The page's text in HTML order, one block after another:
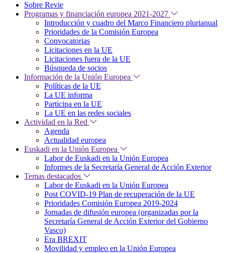
Sobre Revie
Programas y financiación europea 2021-2027
Introducción y cuadro del Marco Financiero plurianual
Prioridades de la Comisión Europea
Convocatorias
Licitaciones en la UE
Licitaciones fuera de la UE
Búsqueda de socios
Información de la Unión Europea
Políticas de la UE
La UE informa
Participa en la UE
La UE en las redes sociales
Actividad en la Red
Agenda
Actualidad europea
Euskadi en la Unión Europea
Labor de Euskadi en la Unión Europea
Informes de la Secretaría General de Acción Exterior
Temas destacados
Labor de Euskadi en la Unión Europea
Post COVID-19 Plan de recuperación de la UE
Prioridades Comisión Europea 2019-2024
Jornadas de difusión europea (organizadas por la
Secretaría General de Acción Exterior del Gobierno
Vasco)
Era BREXIT
Movilidad y empleo en la Unión Europea